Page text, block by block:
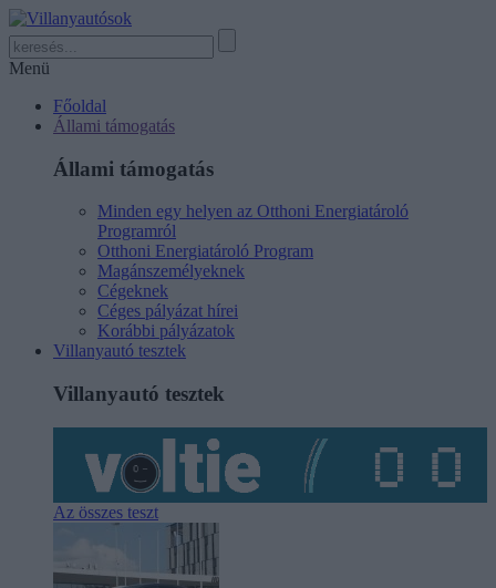
Menü
Főoldal
Állami támogatás
Állami támogatás
Minden egy helyen az Otthoni Energiatároló
Programról
Otthoni Energiatároló Program
Magánszemélyeknek
Cégeknek
Céges pályázat hírei
Korábbi pályázatok
Villanyautó tesztek
Villanyautó tesztek
Az összes teszt